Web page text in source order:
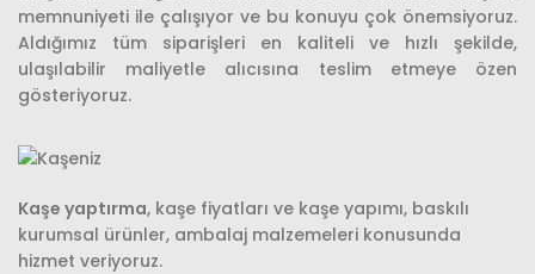
memnuniyeti ile çalışıyor ve bu konuyu çok önemsiyoruz.
Aldığımız tüm siparişleri en kaliteli ve hızlı şekilde,
ulaşılabilir maliyetle alıcısına teslim etmeye özen
gösteriyoruz.
Kaşe yaptırma, kaşe fiyatları ve kaşe yapımı, baskılı
kurumsal ürünler, ambalaj malzemeleri konusunda
hizmet veriyoruz.